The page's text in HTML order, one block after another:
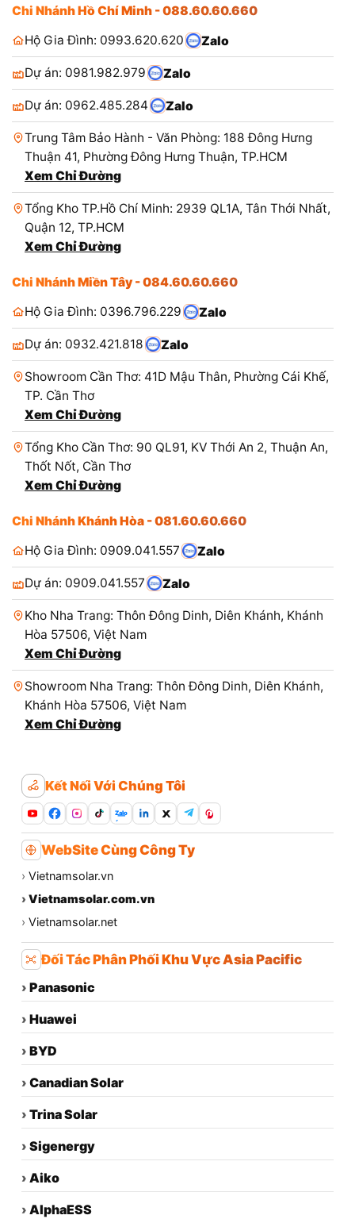
Chi Nhánh Hồ Chí Minh - 088.60.60.660
Hộ Gia Đình: 0993.620.620
Zalo
Dự án: 0981.982.979 Zalo
Dự án: 0962.485.284 Zalo
Trung Tâm Bảo Hành - Văn Phòng: 188 Đông Hưng
Thuận 41, Phường Đông Hưng Thuận, TP.HCM
Xem Chỉ Đường
Tổng Kho TP.Hồ Chí Minh: 2939 QL1A, Tân Thới Nhất,
Quận 12, TP.HCM
Xem Chỉ Đường
Chi Nhánh Miền Tây - 084.60.60.660
Hộ Gia Đình: 0396.796.229
Zalo
Dự án: 0932.421.818 Zalo
Showroom Cần Thơ: 41D Mậu Thân, Phường Cái Khế,
TP. Cần Thơ
Xem Chỉ Đường
Tổng Kho Cần Thơ: 90 QL91, KV Thới An 2, Thuận An,
Thốt Nốt, Cần Thơ
Xem Chỉ Đường
Chi Nhánh Khánh Hòa - 081.60.60.660
Hộ Gia Đình: 0909.041.557
Zalo
Dự án: 0909.041.557 Zalo
Kho Nha Trang: Thôn Đông Dinh, Diên Khánh, Khánh
Hòa 57506, Việt Nam
Xem Chỉ Đường
Showroom Nha Trang: Thôn Đông Dinh, Diên Khánh,
Khánh Hòa 57506, Việt Nam
Xem Chỉ Đường
Kết Nối Với Chúng Tôi
Zalo
WebSite Cùng Công Ty
› Vietnamsolar.vn
› Vietnamsolar.com.vn
› Vietnamsolar.net
Đối Tác Phân Phối Khu Vực Asia Pacific
› Panasonic
› Huawei
› BYD
› Canadian Solar
› Trina Solar
› Sigenergy
› Aiko
› AlphaESS